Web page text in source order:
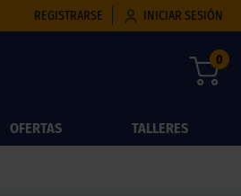
REGISTRARSE INICIAR SESIÓN
0
OFERTAS TALLERES